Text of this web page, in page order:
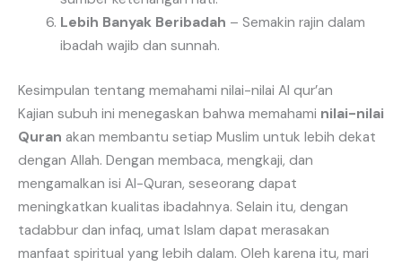
Lebih Banyak Beribadah – Semakin rajin dalam
ibadah wajib dan sunnah.
Kesimpulan tentang memahami nilai-nilai Al qur’an
Kajian subuh ini menegaskan bahwa memahami nilai-nilai
Quran akan membantu setiap Muslim untuk lebih dekat
dengan Allah. Dengan membaca, mengkaji, dan
mengamalkan isi Al-Quran, seseorang dapat
meningkatkan kualitas ibadahnya. Selain itu, dengan
tadabbur dan infaq, umat Islam dapat merasakan
manfaat spiritual yang lebih dalam. Oleh karena itu, mari